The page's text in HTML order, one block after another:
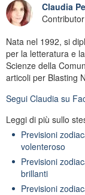
Claudia
Contributor
Nata nel 1992, si
per la letteratura e
Scienze della
articoli per Blasting
Segui Claudia su
Leggi di più sullo
Previsioni
volenteroso
Previsioni
brillanti
Previsioni